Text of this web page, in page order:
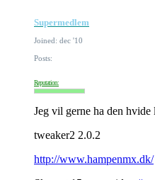
Supermedlem
Joined: dec '10
Posts:
Reputation:
Jeg vil gerne ha den
tweaker2 2.0.2
http://www.hampenmx.dk/